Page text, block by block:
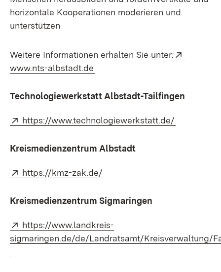
horizontale Kooperationen moderieren und
unterstützen
Weitere Informationen erhalten Sie unter:
www.nts-albstadt.de
Technologiewerkstatt Albstadt-Tailfingen
Extern:
https://www.technologiewerkstatt.de/
Kreismedienzentrum Albstadt
Extern:
https://kmz-zak.de/
Kreismedienzentrum Sigmaringen
Extern:
https://www.landkreis-
sigmaringen.de/de/Landratsamt/Kreisverwaltung/